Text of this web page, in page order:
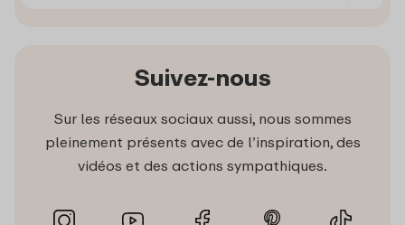
Suivez-nous
Sur les réseaux sociaux aussi, nous sommes
pleinement présents avec de l’inspiration, des
vidéos et des actions sympathiques.